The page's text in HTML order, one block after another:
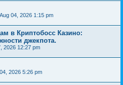
04, 2026 1:15 pm
в Криптобосс Казино:
джекпота.
2026 12:27 pm
2026 5:26 pm